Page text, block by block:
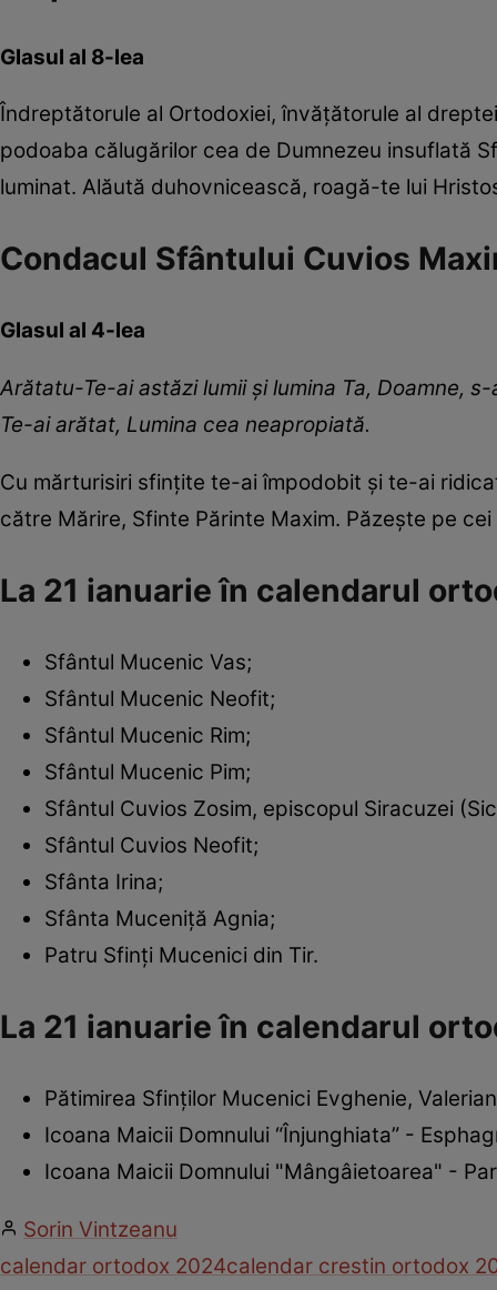
Glasul al 8-lea
Îndreptătorule al Ortodoxiei, învățătorule al
podoaba călugărilor cea de Dumnezeu insuflată
luminat. Alăută duhovnicească, roagă-te lui
Condacul Sfântului Cuvios
Glasul al 4-lea
Arătatu-Te-ai astăzi lumii și lumina Ta, Doamne,
Te-ai arătat, Lumina cea neapropiată.
Cu mărturisiri sfințite te-ai împodobit și te-ai
către Mărire, Sfinte Părinte Maxim. Păzește pe
La 21 ianuarie în calendarul
Sfântul Mucenic Vas;
Sfântul Mucenic Neofit;
Sfântul Mucenic Rim;
Sfântul Mucenic Pim;
Sfântul Cuvios Zosim, episcopul Siracuzei
Sfântul Cuvios Neofit;
Sfânta Irina;
Sfânta Muceniță Agnia;
Patru Sfinți Mucenici din Tir.
La 21 ianuarie în calendarul
Pătimirea Sfinților Mucenici Evghenie,
Icoana Maicii Domnului “Înjunghiata” -
Icoana Maicii Domnului "Mângâietoarea" -
Sorin Vintzeanu
calendar ortodox 2024calendar crestin ortodox